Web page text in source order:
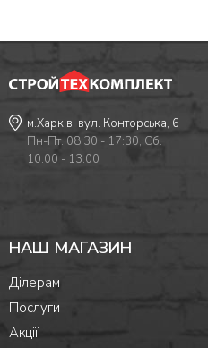
м.Харків, вул. Конторська, 6
Пн-Пт. 08:30 - 17:30, Сб.
10:00 - 13:00
НАШ МАГАЗИН
Ділерам
Послуги
Акції